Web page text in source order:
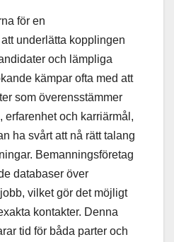
för en
underlätta kopplingen
och lämpliga
kämpar ofta med att
som överensstämmer
erfarenhet och karriärmål,
ha svårt att nå rätt talang
Bemanningsföretag
databaser över
vilket gör det möjligt
kontakter. Denna
tid för båda parter och